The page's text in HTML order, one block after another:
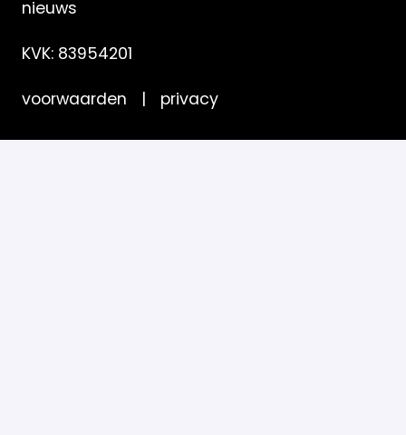
KVK: 83954201
nieuws
voorwaarden | privacy